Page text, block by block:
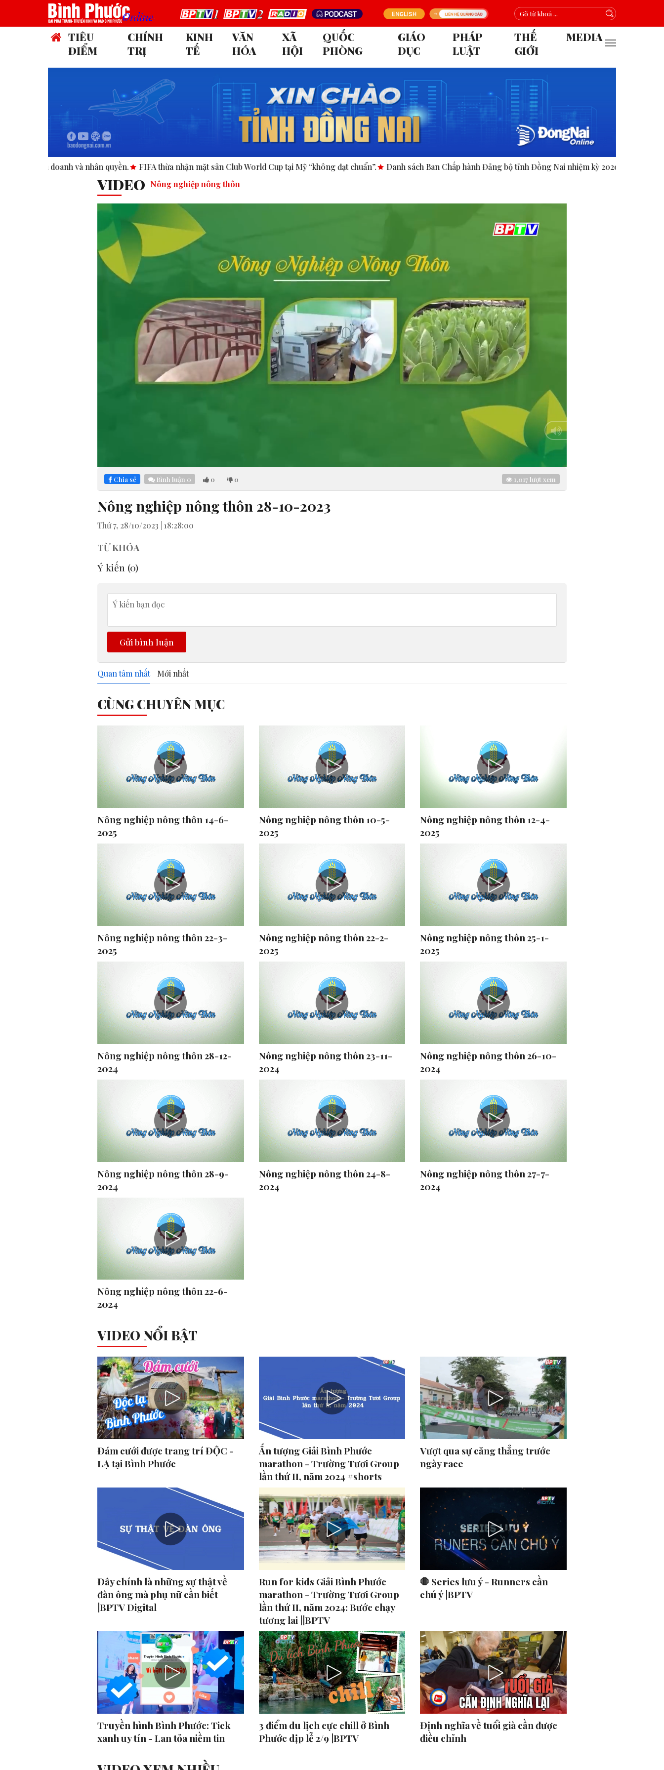
TIÊU
ĐIỂM
CHÍNH
TRỊ
KINH
TẾ
VĂN
HÓA
XÃ
HỘI
QUỐC
PHÒNG
GIÁO
DỤC
PHÁP
LUẬT
THẾ
GIỚI
MEDIA
FIFA thừa nhận mặt sân Club World Cup tại Mỹ “không đạt chuẩn”. Danh sách Ban Chấp hành Đảng bộ tỉnh Đồng Nai nhiệm kỳ 2020-2025.
VIDEO Nông nghiệp nông thôn
3.80%
Chia sẻ Bình luận 0 0 0 1,017lượt xem
Nông nghiệp nông thôn 28-10-2023
Thứ 7, 28/10/2023 | 18:28:00
TỪ KHÓA
Ý kiến (0)
Gửi bình luận
Quan tâm nhất Mới nhất
CÙNG CHUYÊN MỤC
Nông nghiệp nông thôn 14-6-
2025
Nông nghiệp nông thôn 10-5-
2025
Nông nghiệp nông thôn 12-4-
2025
Nông nghiệp nông thôn 22-3-
2025
Nông nghiệp nông thôn 22-2-
2025
Nông nghiệp nông thôn 25-1-
2025
Nông nghiệp nông thôn 28-12-
2024
Nông nghiệp nông thôn 23-11-
2024
Nông nghiệp nông thôn 26-10-
2024
Nông nghiệp nông thôn 28-9-
2024
Nông nghiệp nông thôn 24-8-
2024
Nông nghiệp nông thôn 27-7-
2024
Nông nghiệp nông thôn 22-6-
2024
VIDEO NỔI BẬT
Đám cưới được trang trí ĐỘC -
LẠ tại Bình Phước
Ấn tượng Giải Bình Phước
marathon - Trường Tươi Group
lần thứ II, năm 2024 #shorts
Vượt qua sự căng thẳng trước
ngày race
Đây chính là những sự thật về
đàn ông mà phụ nữ cần biết
|BPTV Digital
Run for kids Giải Bình Phước
marathon - Trường Tươi Group
lần thứ II, năm 2024: Bước chạy
tương lai ||BPTV
🛑 Series lưu ý - Runners cần
chú ý |BPTV
Truyền hình Bình Phước: Tick
xanh uy tín - Lan tỏa niềm tin
3 điểm du lịch cực chill ở Bình
Phước dịp lễ 2/9 |BPTV
Định nghĩa về tuổi già cần được
điều chỉnh